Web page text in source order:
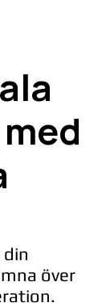
över